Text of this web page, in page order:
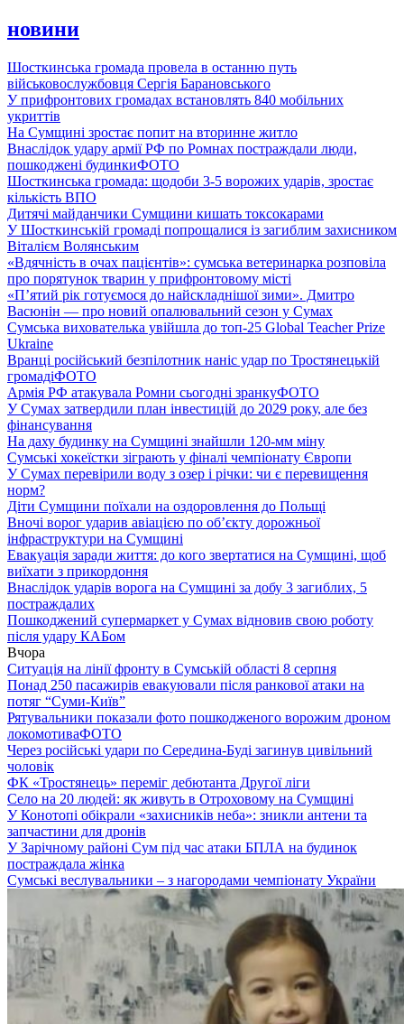
новини
Шосткинська громада провела в останню путь
військовослужбовця Сергія Барановського
У прифронтових громадах встановлять 840 мобільних
укриттів
На Сумщині зростає попит на вторинне житло
Внаслідок удару армії РФ по Ромнах постраждали люди,
пошкоджені будинкиФОТО
Шосткинська громада: щодоби 3-5 ворожих ударів, зростає
кількість ВПО
Дитячі майданчики Сумщини кишать токсокарами
У Шосткинській громаді попрощалися із загиблим захисником
Віталієм Волянським
«Вдячність в очах пацієнтів»: сумська ветеринарка розповіла
про порятунок тварин у прифронтовому місті
«П’ятий рік готуємося до найскладнішої зими». Дмитро
Васюнін — про новий опалювальний сезон у Сумах
Сумська вихователька увійшла до топ-25 Global Teacher Prize
Ukraine
Вранці російський безпілотник наніс удар по Тростянецькій
громадіФОТО
Армія РФ атакувала Ромни сьогодні зранкуФОТО
У Сумах затвердили план інвестицій до 2029 року, але без
фінансування
На даху будинку на Сумщині знайшли 120-мм міну
Сумські хокеїстки зіграють у фіналі чемпіонату Європи
У Сумах перевірили воду з озер і річки: чи є перевищення
норм?
Діти Сумщини поїхали на оздоровлення до Польщі
Вночі ворог ударив авіацією по обʼєкту дорожньої
інфраструктури на Сумщині
Евакуація заради життя: до кого звертатися на Сумщині, щоб
виїхати з прикордоння
Внаслідок ударів ворога на Сумщині за добу 3 загиблих, 5
постраждалих
Пошкоджений супермаркет у Сумах відновив свою роботу
після удару КАБом
Вчора
Ситуація на лінії фронту в Сумській області 8 серпня
Понад 250 пасажирів евакуювали після ранкової атаки на
потяг “Суми-Київ”
Рятувальники показали фото пошкодженого ворожим дроном
локомотиваФОТО
Через російські удари по Середина-Буді загинув цивільний
чоловік
ФК «Тростянець» переміг дебютанта Другої ліги
Село на 20 людей: як живуть в Отроховому на Сумщині
У Конотопі обікрали «захисників неба»: зникли антени та
запчастини для дронів
У Зарічному районі Сум під час атаки БПЛА на будинок
постраждала жінка
Сумські веслувальники – з нагородами чемпіонату України